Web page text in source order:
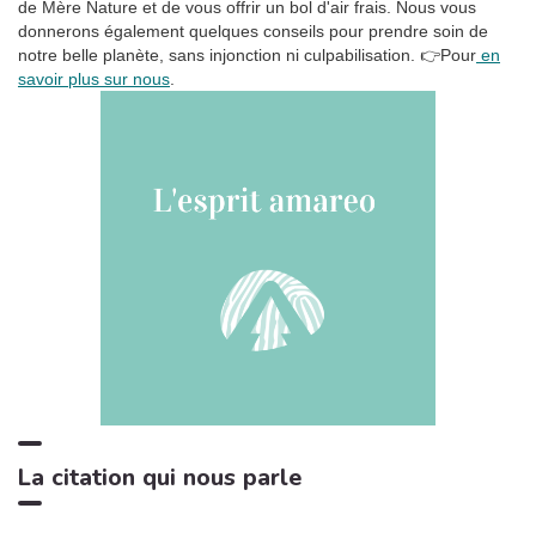
6 La tempête tropicale à l'horizon
Somnolent Jean
1:42
de Mère Nature et de vous offrir un bol d'air frais. Nous vous
donnerons également quelques conseils pour prendre soin de
notre belle planète, sans injonction ni culpabilisation. 👉Pour en
savoir plus sur nous.
La citation qui nous parle